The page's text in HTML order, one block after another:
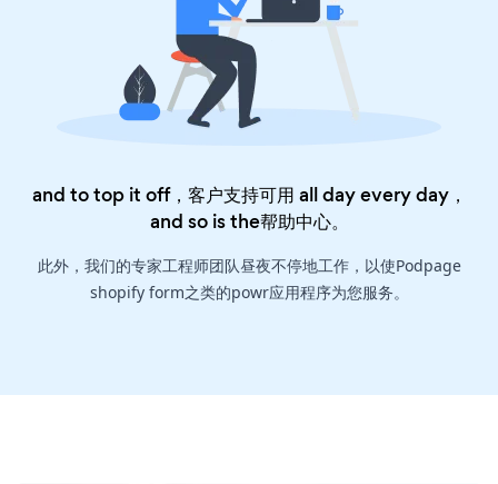
and to top it off，客户支持可用 all day every day，
and so is the帮助中心。
此外，我们的专家工程师团队昼夜不停地工作，以使Podpage
shopify form之类的powr应用程序为您服务。